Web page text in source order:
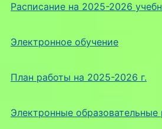
Расписание на 2025-2026
Электронное обучение
План работы на 2025-2026 г.
Электронные образовательные